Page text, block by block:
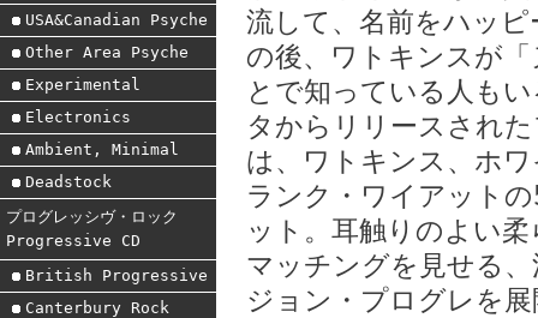
USA&Canadian Psyche
Other Area Psyche
Experimental
Electronics
Ambient, Minimal
Deadstock
プログレッシヴ・ロック
Progressive CD
British Progressive
Canterbury Rock
流して、名前をハッ
の後、ワトキンスが
とで知っている人も
タからリリースされ
は、ワトキンス、ホ
ランク・ワイアット
ット。耳触りのよい
マッチングを見せる
ジョン・プログレを